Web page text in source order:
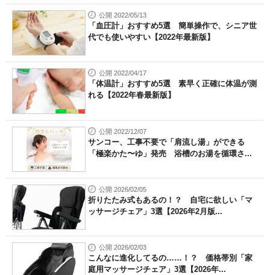
公開 2022/05/13
「血圧計」おすすめ5選 簡単操作で、シニア世
代でも使いやすい【2022年最新版】
公開 2022/04/17
「体温計」おすすめ5選 素早く正確に体温が測
れる【2022年春最新版】
公開 2022/12/07
サンコー、工事不要で「肩流し湯」ができる
「極楽かた〜ゆ」発売 浴槽のお湯を循環さ...
公開 2026/02/05
折りたたみ式もあるの！？ 自宅に欲しい「マ
ッサージチェア」3選【2026年2月版...
公開 2026/02/03
こんなに進化してるの……！？ 価格帯別「家
庭用マッサージチェア」3選【2026年...